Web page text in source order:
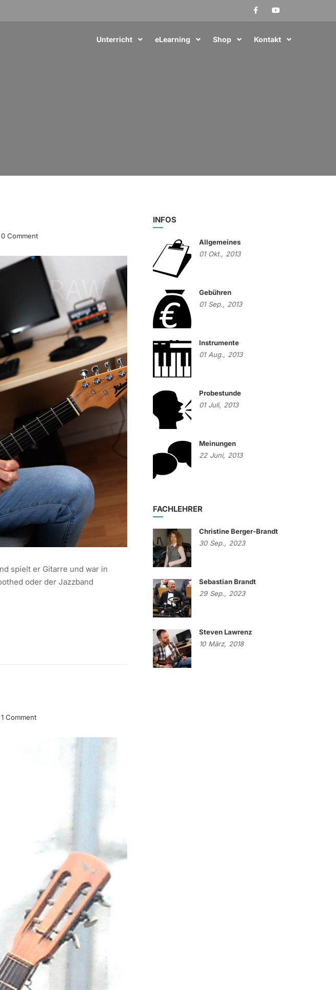
Unterricht eLearning Shop Kontakt
0 Comment
spielt er Gitarre und war in
oder der Jazzband
1 Comment
INFOS
Allgemeines
01 Okt., 2013
Gebühren
01 Sep., 2013
Instrumente
01 Aug., 2013
Probestunde
01 Juli, 2013
Meinungen
22 Juni, 2013
FACHLEHRER
Christine Berger-Brandt
30 Sep., 2023
Sebastian Brandt
29 Sep., 2023
Steven Lawrenz
10 März, 2018